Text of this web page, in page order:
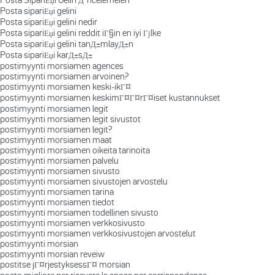
Posta sipariЕџi gelini
Posta sipariЕџi gelini nedir
Posta sipariЕџi gelini reddit iГ§in en iyi Гјlke
Posta sipariЕџi gelini tanД±mlayД±n
Posta sipariЕџi karД±sД±
postimyynti morsiamen agences
postimyynti morsiamen arvoinen?
postimyynti morsiamen keski-ikГ¤
postimyynti morsiamen keskimГ¤Г¤rГ¤iset kustannukset
postimyynti morsiamen legit
postimyynti morsiamen legit sivustot
postimyynti morsiamen legit?
postimyynti morsiamen maat
postimyynti morsiamen oikeita tarinoita
postimyynti morsiamen palvelu
postimyynti morsiamen sivusto
postimyynti morsiamen sivustojen arvostelu
postimyynti morsiamen tarina
postimyynti morsiamen tiedot
postimyynti morsiamen todellinen sivusto
postimyynti morsiamen verkkosivusto
postimyynti morsiamen verkkosivustojen arvostelut
postimyynti morsian
postimyynti morsian reveiw
postitse jГ¤rjestyksessГ¤ morsian